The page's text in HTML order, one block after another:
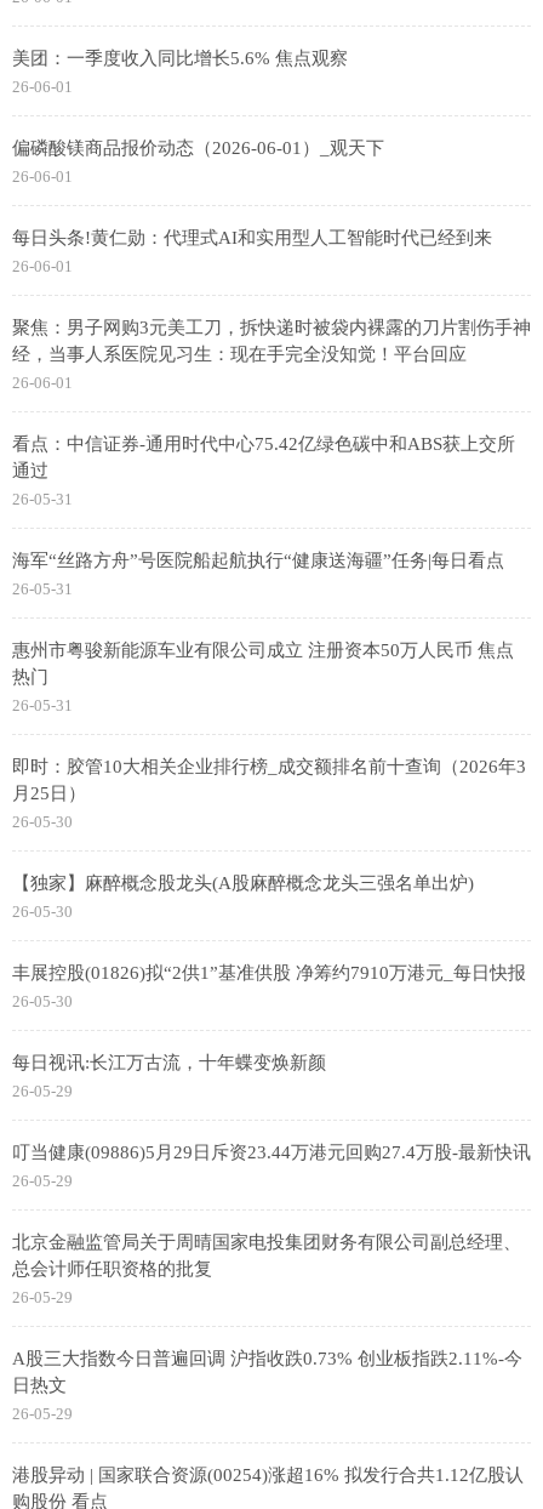
美团：一季度收入同比增长5.6% 焦点观察
26-06-01
偏磷酸镁商品报价动态（2026-06-01）_观天下
26-06-01
每日头条!黄仁勋：代理式AI和实用型人工智能时代已经到来
26-06-01
聚焦：男子网购3元美工刀，拆快递时被袋内裸露的刀片割伤手神
经，当事人系医院见习生：现在手完全没知觉！平台回应
26-06-01
看点：中信证券-通用时代中心75.42亿绿色碳中和ABS获上交所
通过
26-05-31
海军“丝路方舟”号医院船起航执行“健康送海疆”任务|每日看点
26-05-31
惠州市粤骏新能源车业有限公司成立 注册资本50万人民币 焦点
热门
26-05-31
即时：胶管10大相关企业排行榜_成交额排名前十查询（2026年3
月25日）
26-05-30
【独家】麻醉概念股龙头(A股麻醉概念龙头三强名单出炉)
26-05-30
丰展控股(01826)拟“2供1”基准供股 净筹约7910万港元_每日快报
26-05-30
每日视讯:长江万古流，十年蝶变焕新颜
26-05-29
叮当健康(09886)5月29日斥资23.44万港元回购27.4万股-最新快讯
26-05-29
北京金融监管局关于周晴国家电投集团财务有限公司副总经理、
总会计师任职资格的批复
26-05-29
A股三大指数今日普遍回调 沪指收跌0.73% 创业板指跌2.11%-今
日热文
26-05-29
港股异动 | 国家联合资源(00254)涨超16% 拟发行合共1.12亿股认
购股份 看点